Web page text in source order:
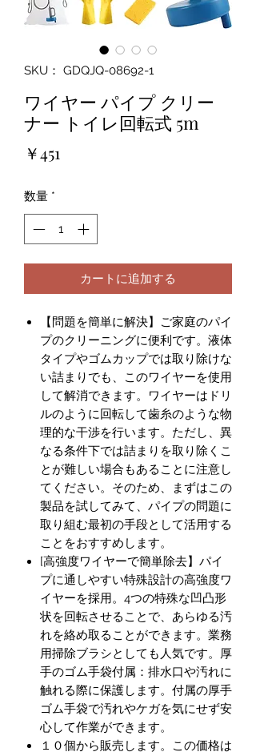
SKU： GDQJQ-08692-1
ワイヤー パイプ クリー
ナー トイレ回転式 5m
￥451
数量 *
カートに追加する
【問題を簡単に解決】ご家庭のパイ
プのクリーニングに便利です。液体
タイプやゴムカップでは取り除けな
い詰まりでも、このワイヤーを使用
して解消できます。ワイヤーはドリ
ルのように回転して歯糸のような物
理的な干渉を行います。ただし、異
なる条件下では詰まりを取り除くこ
とが難しい場合もあることに注意し
てください。そのため、まずはこの
製品を試してみて、パイプの問題に
取り組む最初の手段として活用する
ことをおすすめします。
[高強度ワイヤーで簡単除去】パイ
プに通しやすい特殊設計の高強度ワ
イヤーを採用。4つの特殊な凹凸形
状を回転させることで、あらゆる汚
れを絡め取ることができます。業務
用掃除ブラシとしても人気です。厚
手のゴム手袋付属：排水口や汚れに
触れる際に保護します。付属の厚手
ゴム手袋で汚れやケガを気にせず安
心して作業ができます。
１０個から販売します。この価格は